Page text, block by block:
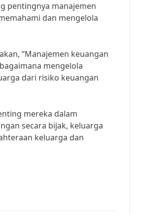
pentingnya manajemen
dan mengelola
“Manajemen keuangan
mengelola
dari risiko keuangan
mereka dalam
secara bijak, keluarga
keluarga dan